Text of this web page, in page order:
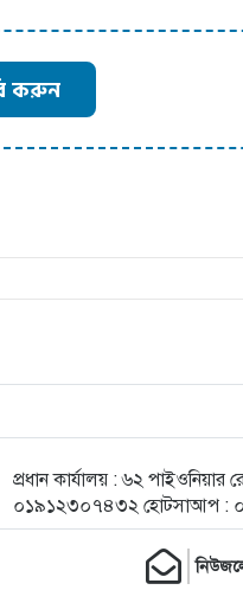
করুন
প্রধান কার্যালয় : ৬২
০১৯১২৩০৭৪৩২ হোটসাআপ :